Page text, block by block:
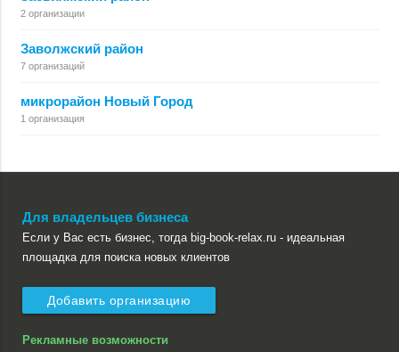
2 организации
Заволжский район
7 организаций
микрорайон Новый Город
1 организация
Для владельцев бизнеса
Если у Вас есть бизнес, тогда big-book-relax.ru - идеальная
площадка для поиска новых клиентов
Добавить организацию
Рекламные возможности